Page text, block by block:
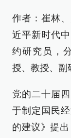
作者：崔林
近平新时代
约研究员，
授、教授、副
党的二十届
于制定国民
的建议》提